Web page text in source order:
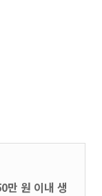
만 원 이내 생